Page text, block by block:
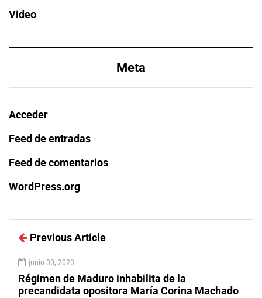
Video
Meta
Acceder
Feed de entradas
Feed de comentarios
WordPress.org
Previous Article
junio 30, 2023
Régimen de Maduro inhabilita de la
precandidata opositora María Corina Machado